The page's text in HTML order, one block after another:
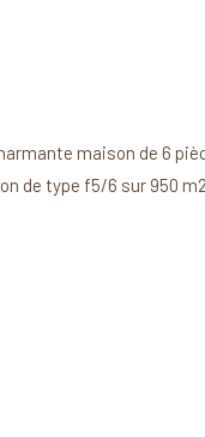
maison de 6
de type f5/6 sur 950